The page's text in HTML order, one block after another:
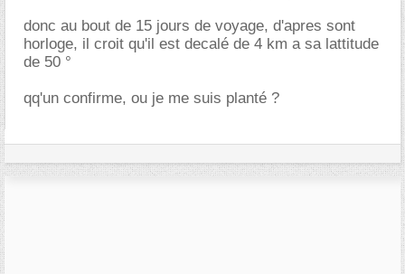
donc au bout de 15 jours de voyage, d'apres sont
horloge, il croit qu'il est decalé de 4 km a sa lattitude
de 50 °
qq'un confirme, ou je me suis planté ?